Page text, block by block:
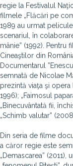
regie la Festivalul
filmele „Flăcări pe
1989 au urmat
scenariul, în
mânie” (1992). Pentru
Cineaştilor din
Documentarul
semnată de Nicolae
prezintă viaţa şi
1996); „Faimosul
„Binecuvântată fii,
„Schimb valutar”
Din seria de filme
a căror regie este
„Demascarea”